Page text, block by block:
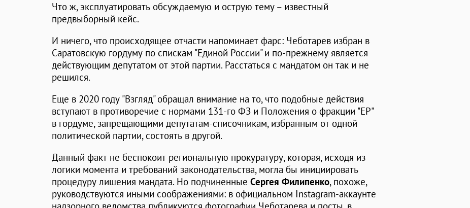
Что ж, эксплуатировать обсуждаемую и острую тему – известный
предвыборный кейс.
И ничего, что происходящее отчасти напоминает фарс: Чеботарев избран в
Саратовскую гордуму по спискам "Единой России" и по-прежнему является
действующим депутатом от этой партии. Расстаться с мандатом он так и не
решился.
Еще в 2020 году "Взгляд" обращал внимание на то, что подобные действия
вступают в противоречие с нормами 131-го ФЗ и Положения о фракции "ЕР"
в гордуме, запрещающими депутатам-списочникам, избранным от одной
политической партии, состоять в другой.
Данный факт не беспокоит региональную прокуратуру, которая, исходя из
логики момента и требований законодательства, могла бы инициировать
процедуру лишения мандата. Но подчиненные Сергея Филипенко, похоже,
руководствуются иными соображениями: в официальном Instagram-аккаунте